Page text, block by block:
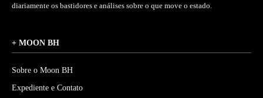
diariamente os bastidores e análises sobre o que move o estado.
+ MOON BH
Sobre o Moon BH
Expediente e Contato